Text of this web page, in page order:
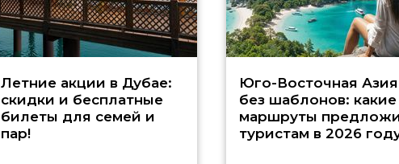
Летние акции в Дубае:
скидки и бесплатные
билеты для семей и
пар!
Юго-Восточная Азия
без шаблонов: какие
маршруты
туристам в 2026